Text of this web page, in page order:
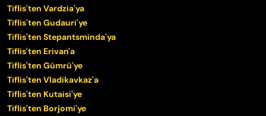
Tiflis'ten Vardzia'ya
Tiflis'ten Gudauri'ye
Tiflis'ten Stepantsminda'ya
Tiflis'ten Erivan'a
Tiflis'ten Gümrü'ye
Tiflis'ten Vladikavkaz'a
Tiflis'ten Kutaisi'ye
Tiflis'ten Borjomi'ye